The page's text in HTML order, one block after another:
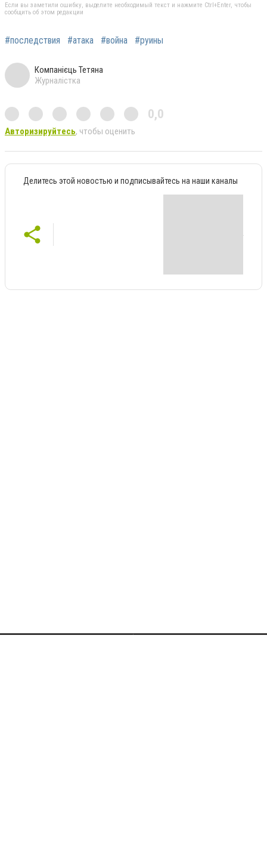
Если вы заметили ошибку, выделите необходимый текст и нажмите Ctrl+Enter, чтобы
сообщить об этом редакции
#последствия #атака #война #руины
Компанієць Тетяна
Журналістка
0,0
Авторизируйтесь, чтобы оценить
Делитесь этой новостью и подписывайтесь на наши каналы